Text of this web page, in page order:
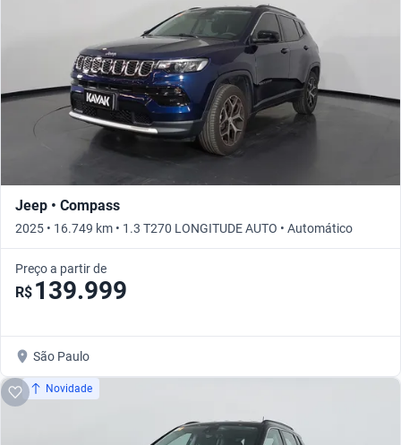
Jeep • Compass
2025 • 16.749 km • 1.3 T270 LONGITUDE AUTO • Automático
Preço a partir de
R$ 139.999
São Paulo
Novidade